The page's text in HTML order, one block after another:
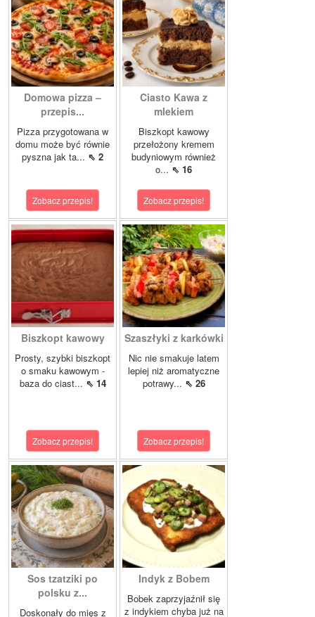
Domowa pizza –
przepis...
Pizza przygotowana w
domu może być równie
pyszna jak ta... ⇖ 2
Zobacz przepis!
Ciasto Kawa z
mlekiem
Biszkopt kawowy
przełożony kremem
budyniowym również
o... ⇖ 16
Zobacz przepis!
Biszkopt kawowy
Prosty, szybki biszkopt
o smaku kawowym -
baza do ciast... ⇖ 14
Zobacz przepis!
Szaszłyki z karkówki
Nic nie smakuje latem
lepiej niż aromatyczne
potrawy... ⇖ 26
Zobacz przepis!
Sos tzatziki po
polsku z...
Doskonały do mięs z
Indyk z Bobem
Bobek zaprzyjaźnił się
z indykiem chyba już na